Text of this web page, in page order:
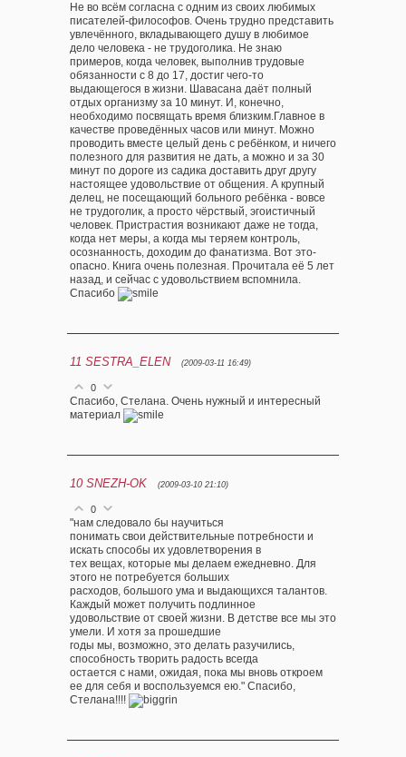
Не во всём согласна с одним из своих любимых
писателей-философов. Очень трудно представить
увлечённого, вкладывающего душу в любимое
дело человека - не трудоголика. Не знаю
примеров, когда человек, выполнив трудовые
обязанности с 8 до 17, достиг чего-то
выдающегося в жизни. Шавасана даёт полный
отдых организму за 10 минут. И, конечно,
необходимо посвящать время близким.Главное в
качестве проведённых часов или минут. Можно
проводить вместе целый день с ребёнком, и ничего
полезного для развития не дать, а можно и за 30
минут по дороге из садика доставить друг другу
настоящее удовольствие от общения. А крупный
делец, не посещающий больного ребёнка - вовсе
не трудоголик, а просто чёрствый, эгоистичный
человек. Пристрастия возникают даже не тогда,
когда нет меры, а когда мы теряем контроль,
осознанность, доходим до фанатизма. Вот это-
опасно. Книга очень полезная. Прочитала её 5 лет
назад, и сейчас с удовольствием вспомнила.
Спасибо
11 SESTRA_ELEN (2009-03-11 16:49)
0
Спасибо, Стелана. Очень нужный и интересный
материал
10 SNEZH-OK (2009-03-10 21:10)
0
"нам следовало бы научиться
понимать свои действительные потребности и
искать способы их удовлетворения в
тех вещах, которые мы делаем ежедневно. Для
этого не потребуется больших
расходов, большого ума и выдающихся талантов.
Каждый может получить подлинное
удовольствие от своей жизни. В детстве все мы это
умели. И хотя за прошедшие
годы мы, возможно, это делать разучились,
способность творить радость всегда
остается с нами, ожидая, пока мы вновь откроем
ее для себя и воспользуемся ею." Спасибо,
Стелана!!!!